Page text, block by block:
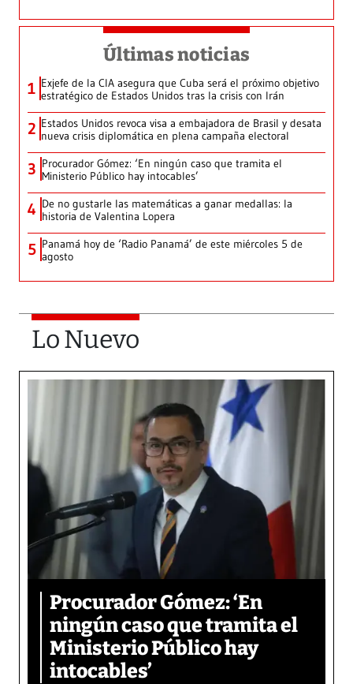
Últimas noticias
1 Exjefe de la CIA asegura que Cuba será el próximo objetivo
estratégico de Estados Unidos tras la crisis con Irán
2 Estados Unidos revoca visa a embajadora de Brasil y desata
nueva crisis diplomática en plena campaña electoral
3 Procurador Gómez: ‘En ningún caso que tramita el
Ministerio Público hay intocables’
4 De no gustarle las matemáticas a ganar medallas: la
historia de Valentina Lopera
5 Panamá hoy de ‘Radio Panamá’ de este miércoles 5 de
agosto
Lo Nuevo
Procurador Gómez: ‘En
ningún caso que tramita el
Ministerio Público hay
intocables’